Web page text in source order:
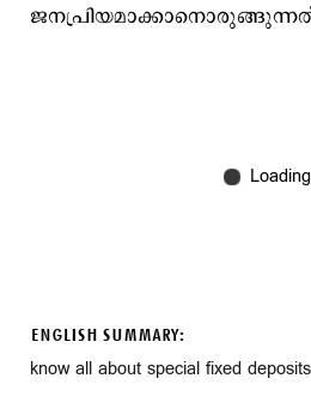
ENGLISH SUMMARY:
know all about special fixed deposits